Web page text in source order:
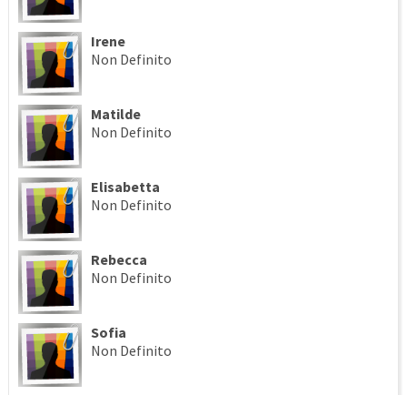
Irene
Non Definito
Matilde
Non Definito
Elisabetta
Non Definito
Rebecca
Non Definito
Sofia
Non Definito